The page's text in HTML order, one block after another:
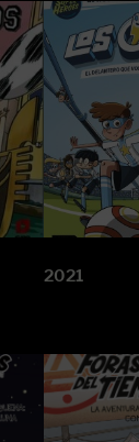
2021